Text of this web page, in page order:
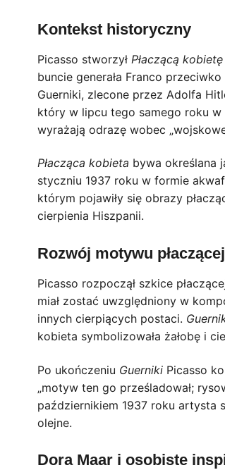
Kontekst historyczny
Picasso stworzył Płaczącą kobietę
buncie generała Franco
Guerniki, zlecone przez Adolfa
który w lipcu tego samego roku w
wyrażają odrazę wobec
Płacząca kobieta bywa określana
styczniu 1937 roku w formie
którym pojawiły się obrazy
cierpienia Hiszpanii.
Rozwój motywu
Picasso rozpoczął szkice
miał zostać uwzględniony w
innych cierpiących postaci.
kobieta symbolizowała żałobę i
Po ukończeniu Guerniki Picasso
„motyw ten go prześladował;
październikiem 1937 roku artysta
olejne.
Dora Maar i osobiste